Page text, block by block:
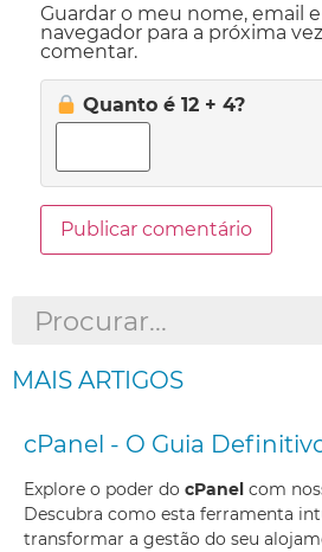
Guardar o meu nome, email
navegador para a próxima
comentar.
Quanto é 12 + 4?
MAIS ARTIGOS
cPanel - O Guia
Explore o poder do cPanel com
Descubra como esta ferramenta
transformar a gestão do seu